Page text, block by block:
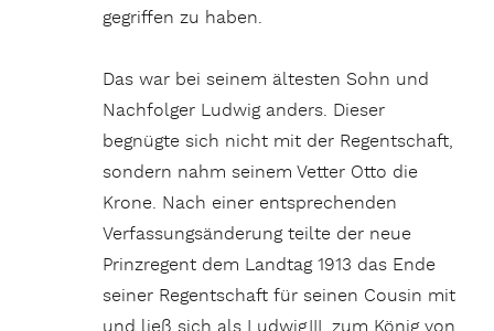
gegriffen zu haben.
Das war bei seinem ältesten Sohn und
Nachfolger Ludwig anders. Dieser
begnügte sich nicht mit der Regentschaft,
sondern nahm seinem Vetter Otto die
Krone. Nach einer entsprechenden
Verfassungsänderung teilte der neue
Prinzregent dem Landtag 1913 das Ende
seiner Regentschaft für seinen Cousin mit